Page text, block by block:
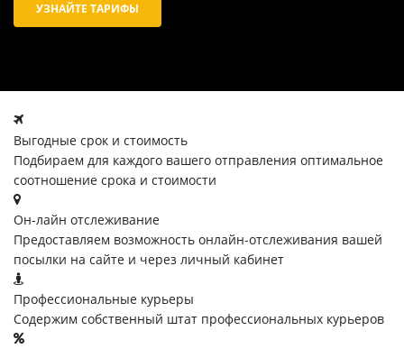
УЗНАЙТЕ ТАРИФЫ
Выгодные срок и стоимость
Подбираем для каждого вашего отправления оптимальное
соотношение срока и стоимости
Он-лайн отслеживание
Предоставляем возможность онлайн-отслеживания вашей
посылки на сайте и через личный кабинет
Профессиональные курьеры
Содержим собственный штат профессиональных курьеров